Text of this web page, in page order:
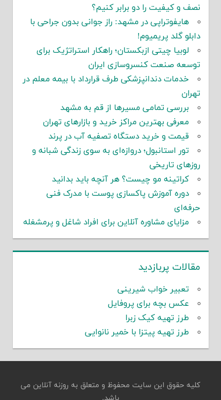
نصف و کیفیت را دو برابر کنیم؟
هایفوتراپی در مشهد: راز جوانی بدون جراحی با
دابلو گلد پریمیوم!
لوبیا چیتی ازبکستان؛ راهکار استراتژیک برای
توسعه صنعت کنسروسازی ایران
خدمات دندانپزشکی طرف قرارداد با بیمه معلم در
تهران
بررسی تمامی مسیرها از قم به مشهد
معرفی بهترین مراکز خرید و بازارهای تهران
قیمت و خرید دستگاه تصفیه آب در پرند
تور استانبول؛ دروازه‌ای به سوی زندگی شبانه و
روزهای تاریخی
کراتینه مو چیست؟ هر آنچه باید بدانید
دوره آموزش پاکسازی پوست با مدرک فنی
حرفه‌ای
مزایای مشاوره آنلاین برای افراد شاغل و پرمشغله
مقالات پربازدید
تعبیر خواب شیرینی
عکس بچه برای پروفایل
طرز تهیه کیک زبرا
طرز تهیه پیتزا با خمیر نانوایی
کلیه حقوق این سایت محفوظ و متعلق به روزنه آنلاین می